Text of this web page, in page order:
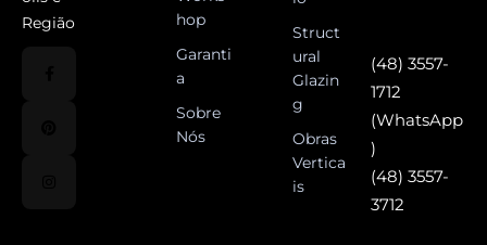
Região
hop
Garanti
a
Sobre
Nós
Struct
ural
Glazin
g
Obras
Vertica
is
(48) 3557-
1712
(WhatsApp
)
(48) 3557-
3712